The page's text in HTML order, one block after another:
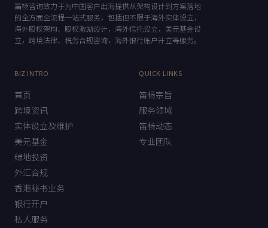
笛杨咨询致力于为中国客户出海提供从架构设计到方案落地
的全方面全流程一站式服务，包括但不限于海外实体设立，
海外股权架构、股权激励设计，海外信托设立，美元基金设
立，跨境法律、税务合规咨询，海外银行账户开立等服务。
BIZ INTRO
首页
跨境资讯
实体设立及维护
美元基金
绿地投资
外汇合规
香港秘书业务
银行开户
私人服务
QUICK LINKS
笛杨宗旨
服务领域
笛杨动态
专业团队